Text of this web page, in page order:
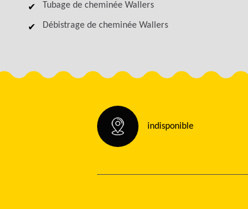
Tubage de cheminée Wallers
Débistrage de cheminée Wallers
indisponible